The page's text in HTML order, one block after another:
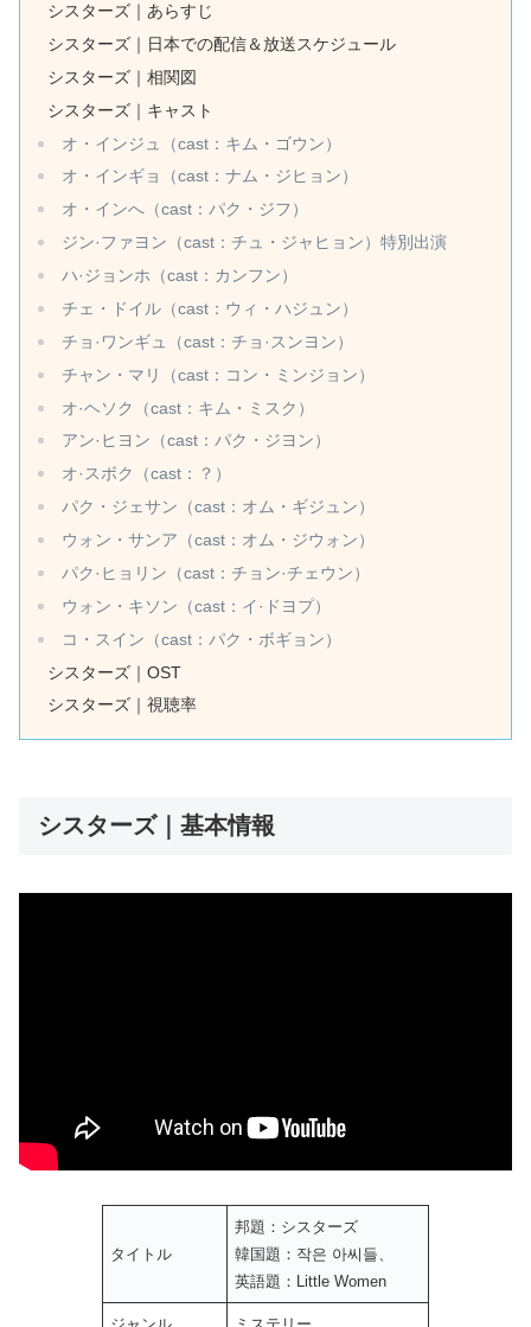
シスターズ｜あらすじ
シスターズ｜日本での配信＆放送スケジュール
シスターズ｜相関図
シスターズ｜キャスト
オ・インジュ（cast：キム・ゴウン）
オ・インギョ（cast：ナム・ジヒョン）
オ・インへ（cast：パク・ジフ）
ジン·ファヨン（cast：チュ・ジャヒョン）特別出演
ハ·ジョンホ（cast：カンフン）
チェ・ドイル（cast：ウィ・ハジュン）
チョ·ワンギュ（cast：チョ·スンヨン）
チャン・マリ（cast：コン・ミンジョン）
オ·ヘソク（cast：キム・ミスク）
アン·ヒヨン（cast：パク・ジヨン）
オ·スボク（cast：？）
パク・ジェサン（cast：オム・ギジュン）
ウォン・サンア（cast：オム・ジウォン）
パク·ヒョリン（cast：チョン·チェウン）
ウォン・キソン（cast：イ·ドヨプ）
コ・スイン（cast：パク・ボギョン）
シスターズ｜OST
シスターズ｜視聴率
シスターズ｜基本情報
タイトル
邦題：シスターズ
韓国題：작은 아씨들、
英語題：Little Women